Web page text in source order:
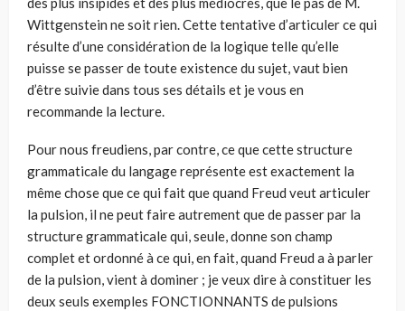
Wittgenstein ne soit rien. Cette tentative d’articuler ce qui
résulte d’une considération de la logique telle qu’elle
puisse se passer de toute existence du sujet, vaut bien
d’être suivie dans tous ses détails et je vous en
recommande la lecture.
Pour nous freudiens, par contre, ce que cette structure
grammaticale du langage représente est exactement la
même chose que ce qui fait que quand Freud veut articuler
la pulsion, il ne peut faire autrement que de passer par la
structure grammaticale qui, seule, donne son champ
complet et ordonné à ce qui, en fait, quand Freud a à parler
de la pulsion, vient à dominer ; je veux dire à constituer les
deux seuls exemples FONCTIONNANTS de pulsions